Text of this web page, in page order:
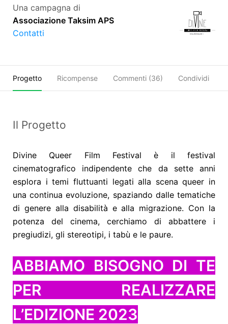
Una campagna di
Associazione Taksim APS
Contatti
Progetto Ricompense Commenti (36) Condividi
Il Progetto
Divine Queer Film Festival è il festival
cinematografico indipendente che da sette anni
esplora i temi fluttuanti legati alla scena queer in
una continua evoluzione, spaziando dalle tematiche
di genere alla disabilità e alla migrazione. Con la
potenza del cinema, cerchiamo di abbattere i
pregiudizi, gli stereotipi, i tabù e le paure.
ABBIAMO BISOGNO DI TE
PER REALIZZARE
L’EDIZIONE 2023